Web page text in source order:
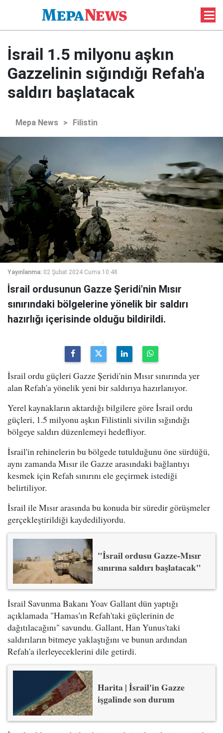
İsrail 1.5 milyonu aşkın
Gazzelinin sığındığı Refah'a
saldırı başlatacak
Mepa News > Filistin
Yayınlanma: 02 Şubat 2024 Cuma 10:48
İsrail ordusunun Gazze Şeridi'nin Mısır
sınırındaki bölgelerine yönelik bir saldırı
hazırlığı içerisinde olduğu bildirildi.
İsrail ordu güçleri Gazze Şeridi'nin Mısır sınırında yer
alan Refah'a yönelik yeni bir saldırıya hazırlanıyor.
Yerel kaynakların aktardığı bilgilere göre İsrail ordu
güçleri, 1.5 milyonu aşkın Filistinli sivilin sığındığı
bölgeye saldırı düzenlemeyi hedefliyor.
İsrail'in rehinelerin bu bölgede tutulduğunu öne sürdüğü,
aynı zamanda Mısır ile Gazze arasındaki bağlantıyı
kesmek için Refah sınırını ele geçirmek istediği
belirtiliyor.
İsrail ile Mısır arasında bu konuda bir süredir görüşmeler
gerçekleştirildiği kaydediliyordu.
"İsrail ordusu Gazze-Mısır
sınırına saldırı başlatacak"
İsrail Savunma Bakanı Yoav Gallant dün yaptığı
açıklamada "Hamas'ın Refah'taki güçlerinin de
dağıtılacağını" savundu. Gallant, Han Yunus'taki
saldırıların bitmeye yaklaştığını ve bunun ardından
Refah'a ilerleyeceklerini dile getirdi.
Harita | İsrail'in Gazze
işgalinde son durum